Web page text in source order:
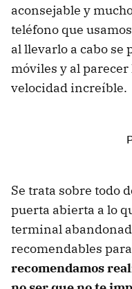
aconsejable y
teléfono que
al llevarlo a cabo
móviles y al
velocidad increíble.
Se trata sobre todo
puerta abierta a lo
terminal
recomendables
recomendamos